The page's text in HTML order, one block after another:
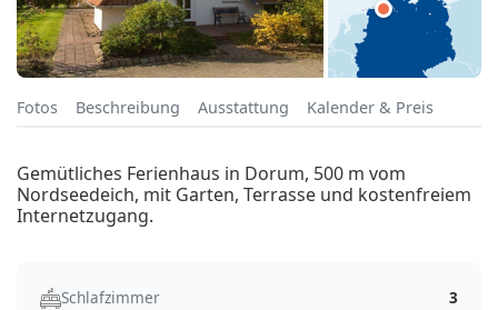
Fotos Beschreibung Ausstattung Kalender & Preis
Gemütliches Ferienhaus in Dorum, 500 m vom
Nordseedeich, mit Garten, Terrasse und kostenfreiem
Internetzugang.
Schlafzimmer
3